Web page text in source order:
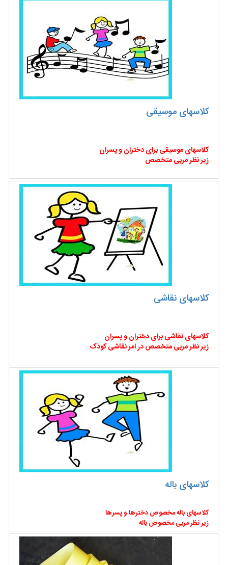
کلاسهای موسیقی
کلاسهای موسیقی برای دختران و پسران
زیر نظر مربی متخصص
کلاسهای نقاشی
کلاسهای نقاشی برای دختران و پسران
زیر نظر مربی متخصص در امر نقاشی کودک
کلاسهای باله
کلاسهای باله مخصوص دخترها و پسرها
زیر نظر مربی مخصوص باله